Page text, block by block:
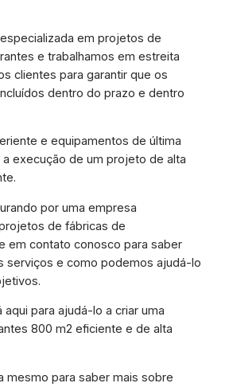
em projetos de
e trabalhamos em estreita
clientes para garantir que os
dentro do prazo e dentro
e equipamentos de última
execução de um projeto de alta
por uma empresa
de fábricas de
em contato conosco para saber
serviços e como podemos ajudá-lo
para ajudá-lo a criar uma
800 m2 eficiente e de alta
mesmo para saber mais sobre